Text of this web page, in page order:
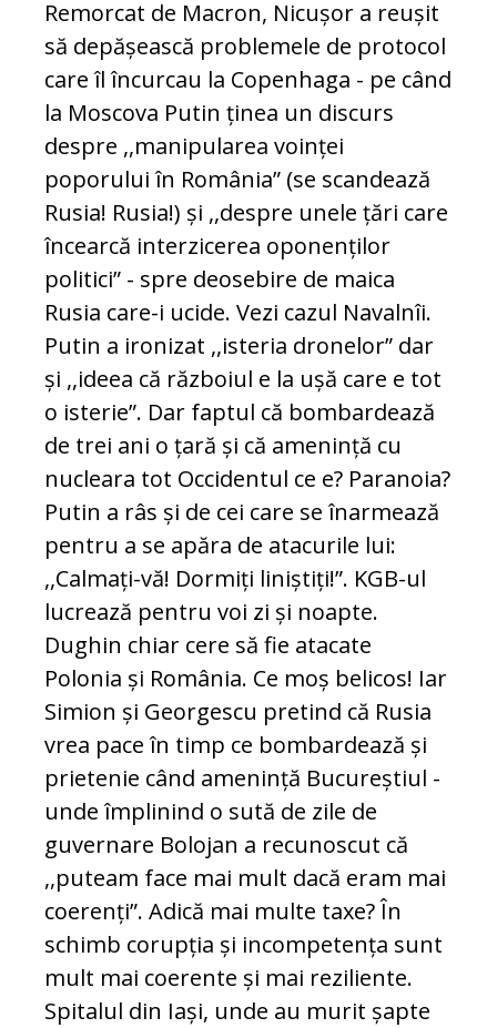
Remorcat de Macron, Nicușor a reușit
să depășească problemele de protocol
care îl încurcau la Copenhaga - pe când
la Moscova Putin ținea un discurs
despre ,,manipularea voinței
poporului în România” (se scandează
Rusia! Rusia!) și ,,despre unele țări care
încearcă interzicerea oponenților
politici” - spre deosebire de maica
Rusia care-i ucide. Vezi cazul Navalnîi.
Putin a ironizat ,,isteria dronelor” dar
și ,,ideea că războiul e la ușă care e tot
o isterie”. Dar faptul că bombardează
de trei ani o țară și că amenință cu
nucleara tot Occidentul ce e? Paranoia?
Putin a râs și de cei care se înarmează
pentru a se apăra de atacurile lui:
,,Calmați-vă! Dormiți liniștiți!”. KGB-ul
lucrează pentru voi zi și noapte.
Dughin chiar cere să fie atacate
Polonia și România. Ce moș belicos! Iar
Simion și Georgescu pretind că Rusia
vrea pace în timp ce bombardează și
prietenie când amenință Bucureștiul -
unde împlinind o sută de zile de
guvernare Bolojan a recunoscut că
,,puteam face mai mult dacă eram mai
coerenți”. Adică mai multe taxe? În
schimb corupția și incompetența sunt
mult mai coerente și mai reziliente.
Spitalul din Iași, unde au murit șapte